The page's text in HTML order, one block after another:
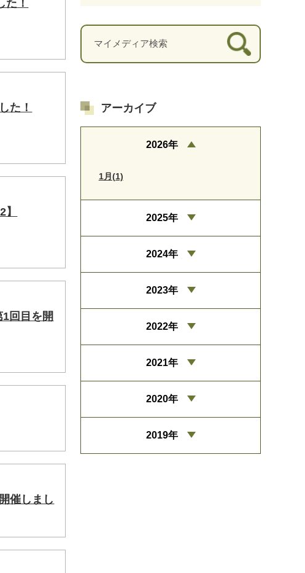
！
た！
回目を開
催しまし
アーカイブ
2026年
1月(1)
2025年
2024年
2023年
2022年
2021年
2020年
2019年